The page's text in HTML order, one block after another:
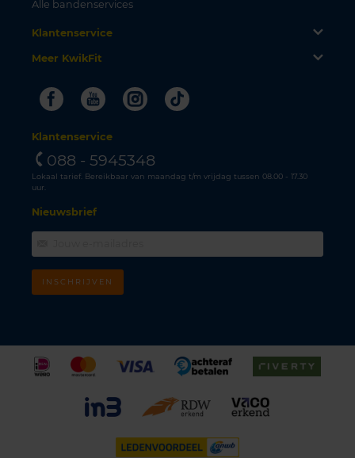
Alle bandenservices
Klantenservice
Meer KwikFit
FacebookYoutubeInstagram
Tiktok
Klantenservice
088 - 5945348
Lokaal tarief. Bereikbaar van maandag t/m vrijdag tussen 08.00 - 17.30
uur.
Nieuwsbrief
INSCHRIJVEN